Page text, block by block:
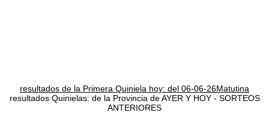
resultados de la Primera Quiniela hoy: del 06-06-26Matutina
resultados Quinielas: de la Provincia de AYER Y HOY - SORTEOS
ANTERIORES